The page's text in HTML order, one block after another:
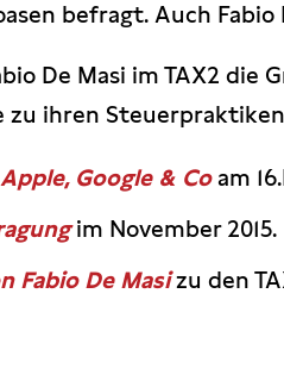
befragt. Auch Fabio
De Masi im TAX2 die
zu ihren
Google & Co am
im November 2015.
Fabio De Masizu den